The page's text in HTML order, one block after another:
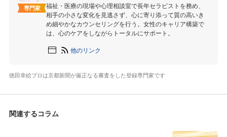
専門家
福祉・医療の現場や心理相談室で長年セラピストを務め、
相手の小さな変化を見逃さず、心に寄り添って質の高いき
め細やかなカウンセリングを行う。女性のキャリア構築で
は、心のケアをしながらトータルにサポート。
他のリンク
徳田幸絵プロは京都新聞が厳正なる審査をした登録専門家です
関連するコラム